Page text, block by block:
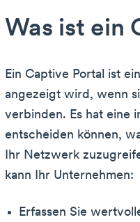
Was ist ein
Ein Captive Portal ist
angezeigt wird, wenn
verbinden. Es hat eine
entscheiden können,
Ihr Netzwerk
kann Ihr Unternehmen:
Erfassen Sie